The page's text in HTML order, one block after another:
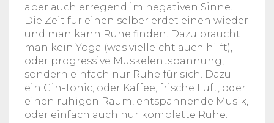
aber auch erregend im negativen Sinne.
Die Zeit für einen selber erdet einen wieder
und man kann Ruhe finden. Dazu braucht
man kein Yoga (was vielleicht auch hilft),
oder progressive Muskelentspannung,
sondern einfach nur Ruhe für sich. Dazu
ein Gin-Tonic, oder Kaffee, frische Luft, oder
einen ruhigen Raum, entspannende Musik,
oder einfach auch nur komplette Ruhe.